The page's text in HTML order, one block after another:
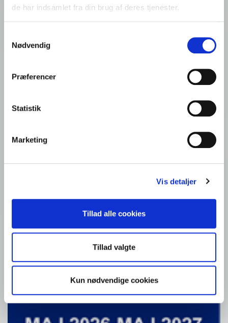
de har indsamlet fra din brug af deres tjenester.
Nødvendig
Præferencer
Statistik
Marketing
Vis detaljer
Tillad alle cookies
Tillad valgte
Kun nødvendige cookies